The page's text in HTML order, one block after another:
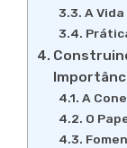
A
A
O